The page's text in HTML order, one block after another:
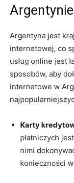
Argentynie
Argentyna jest
internetowej, co
usług online jest
sposobów, aby
internetowe w
Karty
płatniczych
nimi
konieczności